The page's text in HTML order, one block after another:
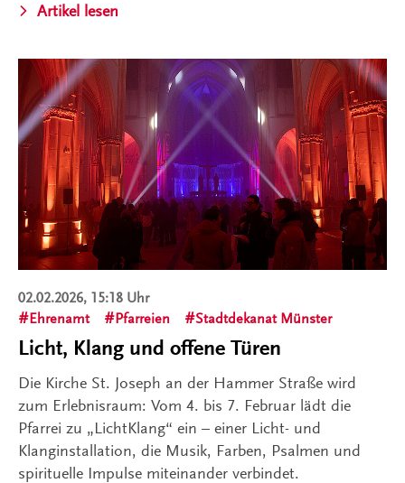
Artikel lesen
02.02.2026, 15:18 Uhr
Ehrenamt
Pfarreien Stadtdekanat Münster
Licht, Klang und offene Türen
Die Kirche St. Joseph an der Hammer Straße wird
zum Erlebnisraum: Vom 4. bis 7. Februar lädt die
Pfarrei zu „LichtKlang“ ein – einer Licht- und
Klanginstallation, die Musik, Farben, Psalmen und
spirituelle Impulse miteinander verbindet.